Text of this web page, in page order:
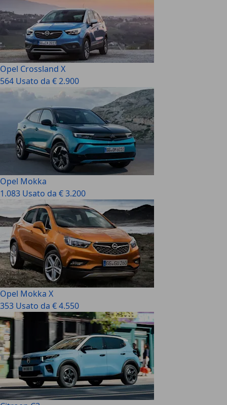
Opel Crossland X
564 Usato da € 2.900
Opel Mokka
1.083 Usato da € 3.200
Opel Mokka X
353 Usato da € 4.550